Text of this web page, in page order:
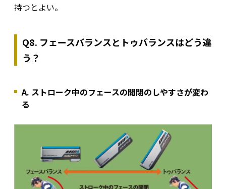
持つとよい。
Q8. フェースバランスとトゥバランスはどう違
う？
A. ストローク中のフェースの開閉のしやすさが変わ
る